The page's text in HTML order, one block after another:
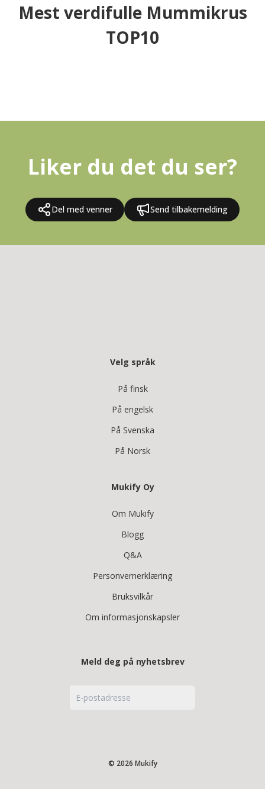
Mest verdifulle Mummikrus
TOP10
Liker du det du ser?
Del med venner Send tilbakemelding
Velg språk
På finsk
På engelsk
På Svenska
På Norsk
Mukify Oy
Om Mukify
Blogg
Q&A
Personvernerklæring
Bruksvilkår
Om informasjonskapsler
Meld deg på nyhetsbrev
© 2026 Mukify